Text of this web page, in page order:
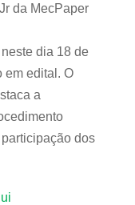
da MecPaper
dia 18 de
em edital. O
a
dos